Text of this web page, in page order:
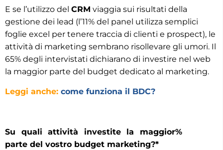
E se l’utilizzo del CRM viaggia sui risultati della
gestione dei lead (l’11% del panel utilizza semplici
foglie excel per tenere traccia di clienti e prospect), le
attività di marketing sembrano risollevare gli umori. Il
65% degli intervistati dichiarano di investire nel web
la maggior parte del budget dedicato al marketing.
Leggi anche: come funziona il BDC?
Su quali attività investite la maggior
parte del vostro budget marketing?*
%